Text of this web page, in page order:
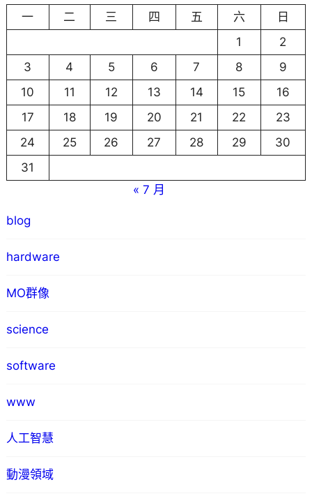
一
二 三 四 五 六
日
1
2
3
4 5 6 7 8
9
10
11 12 13 14 15
16
17
18 19 20 21 22
23
24
25 26 27 28 29
30
31
« 7 月
blog
hardware
MO群像
science
software
www
人工智慧
動漫領域